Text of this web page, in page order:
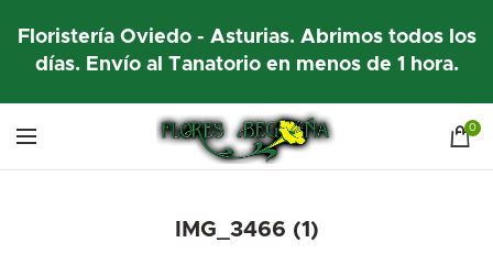
Floristería Oviedo - Asturias. Abrimos todos los
días. Envío al Tanatorio en menos de 1 hora.
0
IMG_3466 (1)